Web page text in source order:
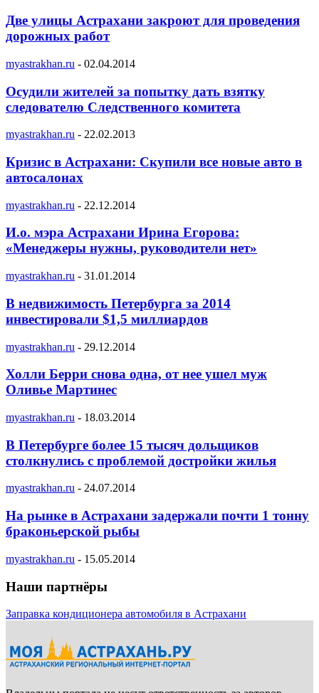
Две улицы Астрахани закроют для проведения
дорожных работ
myastrakhan.ru - 02.04.2014
Осудили жителей за попытку дать взятку
следователю Следственного комитета
myastrakhan.ru - 22.02.2013
Кризис в Астрахани: Скупили все новые авто в
автосалонах
myastrakhan.ru - 22.12.2014
И.о. мэра Астрахани Ирина Егорова:
«Менеджеры нужны, руководители нет»
myastrakhan.ru - 31.01.2014
В недвижимость Петербурга за 2014
инвестировали $1,5 миллиардов
myastrakhan.ru - 29.12.2014
Холли Берри снова одна, от нее ушел муж
Оливье Мартинес
myastrakhan.ru - 18.03.2014
В Петербурге более 15 тысяч дольщиков
столкнулись с проблемой достройки жилья
myastrakhan.ru - 24.07.2014
На рынке в Астрахани задержали почти 1 тонну
браконьерской рыбы
myastrakhan.ru - 15.05.2014
Наши партнёры
Заправка кондиционера автомобиля в Астрахани